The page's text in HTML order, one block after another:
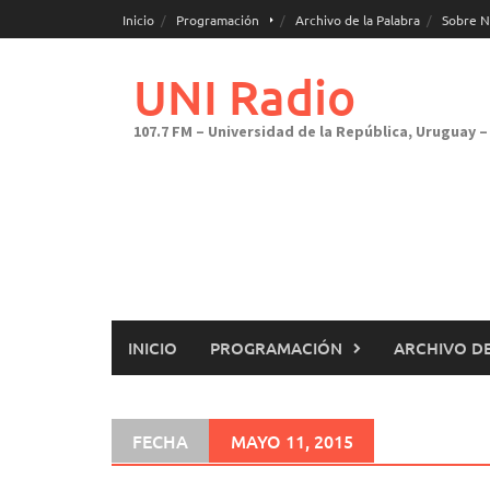
al
Inicio Programación Archivo de la Palabra Sobre
UNI Radio
107.7 FM – Universidad de la República,
INICIO PROGRAMACIÓN ARCHIVO
FECHA MAYO 11, 2015